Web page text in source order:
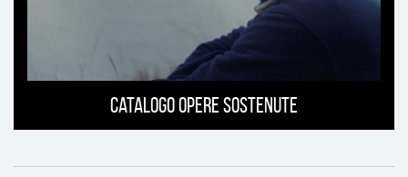
Catalogo opere sostenute